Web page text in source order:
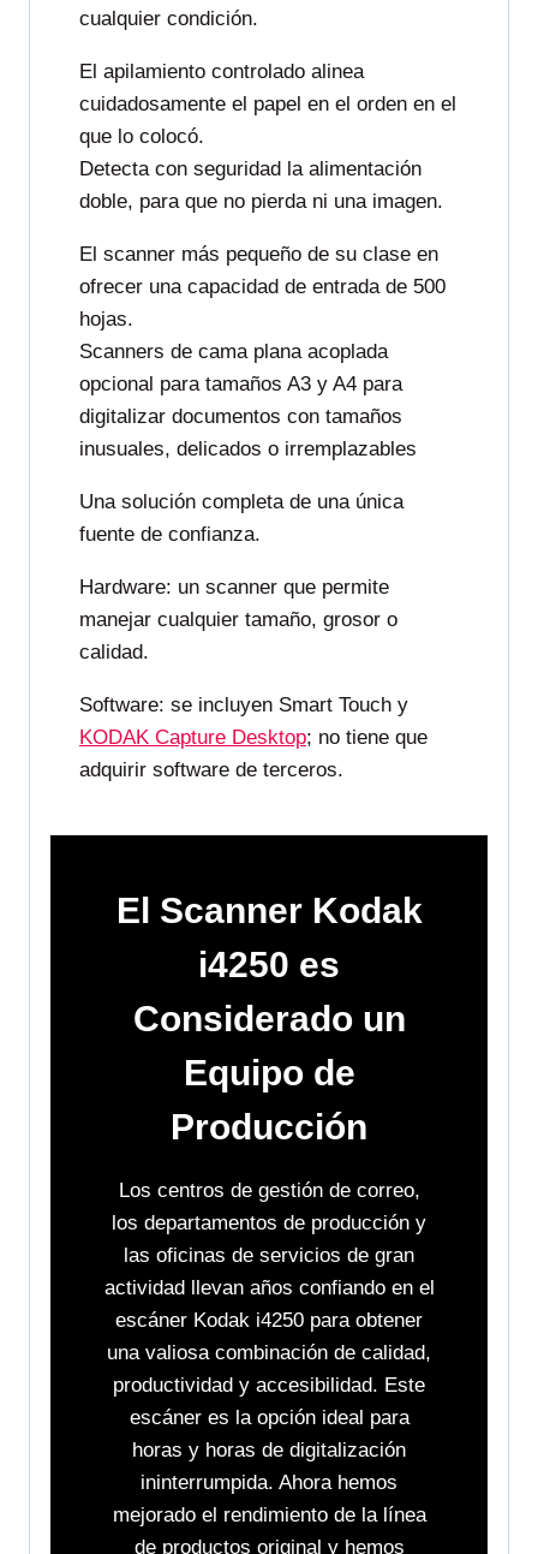
cualquier condición.
El apilamiento controlado alinea
cuidadosamente el papel en el orden en el
que lo colocó.
Detecta con seguridad la alimentación
doble, para que no pierda ni una imagen.
El scanner más pequeño de su clase en
ofrecer una capacidad de entrada de 500
hojas.
Scanners de cama plana acoplada
opcional para tamaños A3 y A4 para
digitalizar documentos con tamaños
inusuales, delicados o irremplazables
Una solución completa de una única
fuente de confianza.
Hardware: un scanner que permite
manejar cualquier tamaño, grosor o
calidad.
Software: se incluyen Smart Touch y
KODAK Capture Desktop; no tiene que
adquirir software de terceros.
El Scanner Kodak
i4250 es
Considerado un
Equipo de
Producción
Los centros de gestión de correo,
los departamentos de producción y
las oficinas de servicios de gran
actividad llevan años confiando en el
escáner Kodak i4250 para obtener
una valiosa combinación de calidad,
productividad y accesibilidad. Este
escáner es la opción ideal para
horas y horas de digitalización
ininterrumpida. Ahora hemos
mejorado el rendimiento de la línea
de productos original y hemos